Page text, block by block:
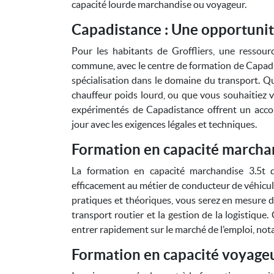
capacité lourde marchandise ou voyageur.
Capadistance : Une
Pour les habitants de Groffliers, une
commune, avec le centre de formation de
spécialisation dans le domaine du transport.
chauffeur poids lourd, ou que vous souhaitiez
expérimentés de Capadistance offrent un
jour avec les exigences légales et techniques.
Formation en capacité
La formation en capacité marchandise 3.5t
efficacement au métier de conducteur de
pratiques et théoriques, vous serez en mesure
transport routier et la gestion de la
entrer rapidement sur le marché de l’emploi,
Formation en capacité